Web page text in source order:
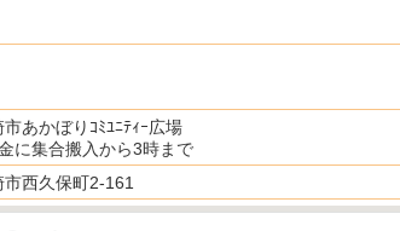
あかぼりｺﾐﾕﾆﾃｨｰ広場
に集合搬入から3時まで
西久保町2-161